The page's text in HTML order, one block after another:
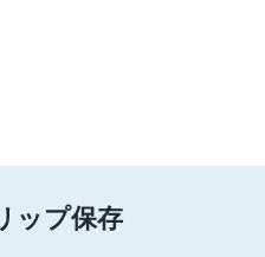
ップ保存